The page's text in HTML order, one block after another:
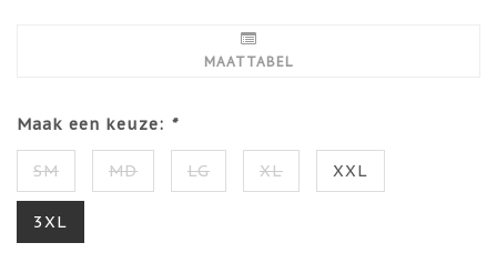
MAATTABEL
Maak een keuze: *
SM MD LG XL XXL
3XL